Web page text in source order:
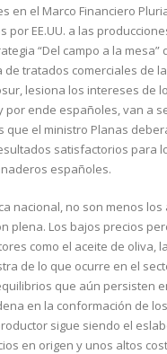
en el Marco Financiero
por EE.UU. a las
“Del campo a la mesa”
de tratados comerciales de
lesiona los intereses de
por ende españoles, van a
que el ministro Planas
satisfactorios para
españoles.
nacional, no son menos
plena. Los bajos precios
como el aceite de oliva,
de lo que ocurre en el
que aún persisten
en la conformación de
sigue siendo el
en origen y unos altos